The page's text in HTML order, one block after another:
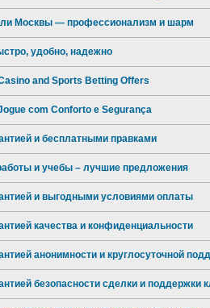
Москвы — профессионализм и шарм
удобно, надежно
and Sports Betting Offers
com Conforto e Segurança
и бесплатными правками
и учебы – лучшие предложения
и выгодными условиями оплаты
качества и конфиденциальности
анонимности и круглосуточной
безопасности сделки и поддержки